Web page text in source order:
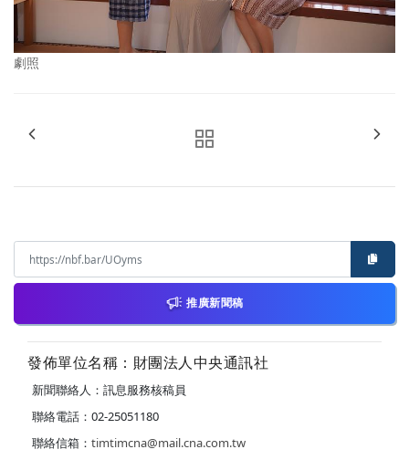
劇照
推廣新聞稿
發佈單位名稱：財團法人中央通訊社
新聞聯絡人：訊息服務核稿員
聯絡電話：02-25051180
聯絡信箱： timtimcna@mail.cna.com.tw